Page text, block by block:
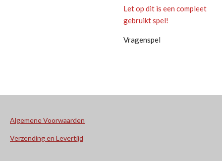
Let op dit is een compleet
gebruikt spel!
Vragenspel
Algemene Voorwaarden
Verzending en Levertijd